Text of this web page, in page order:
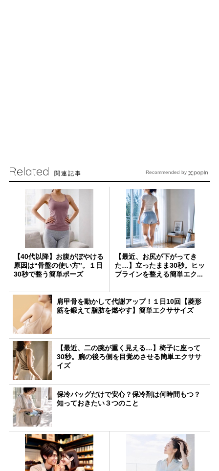
Related 関連記事
【40代以降】お腹がぼやける
原因は“骨盤の使い方”。１日
30秒で整う簡単ポーズ
【最近、お尻が下がってき
た…】立ったまま30秒。ヒッ
プラインを整える簡単エク...
肩甲骨を動かして代謝アップ！１日10回【菱形
筋を鍛えて脂肪を燃やす】簡単エクササイズ
【最近、二の腕が重く見える…】椅子に座って
30秒。腕の後ろ側を目覚めさせる簡単エクササ
イズ
保冷バッグだけで安心？保冷剤は何時間もつ？
知っておきたい３つのこと
Recommended by